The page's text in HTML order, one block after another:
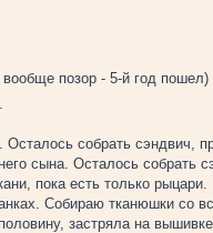
позор - 5-й год пошел)
собрать сэндвич,
сына. Осталось собрать
пока есть только рыцари.
Собираю тканюшки со
застряла на